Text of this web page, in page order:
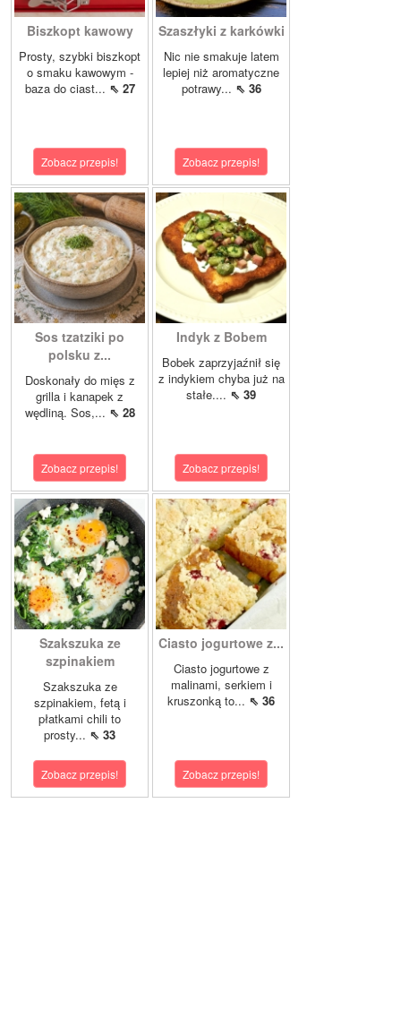
Biszkopt kawowy
Prosty, szybki biszkopt
o smaku kawowym -
baza do ciast... ⇖ 27
Zobacz przepis!
Szaszłyki z karkówki
Nic nie smakuje latem
lepiej niż aromatyczne
potrawy... ⇖ 36
Zobacz przepis!
Sos tzatziki po
polsku z...
Doskonały do mięs z
grilla i kanapek z
wędliną. Sos,... ⇖ 28
Zobacz przepis!
Indyk z Bobem
Bobek zaprzyjaźnił się
z indykiem chyba już na
stałe.... ⇖ 39
Zobacz przepis!
Szakszuka ze
szpinakiem
Szakszuka ze
szpinakiem, fetą i
płatkami chili to
prosty... ⇖ 33
Zobacz przepis!
Ciasto jogurtowe z...
Ciasto jogurtowe z
malinami, serkiem i
kruszonką to... ⇖ 36
Zobacz przepis!